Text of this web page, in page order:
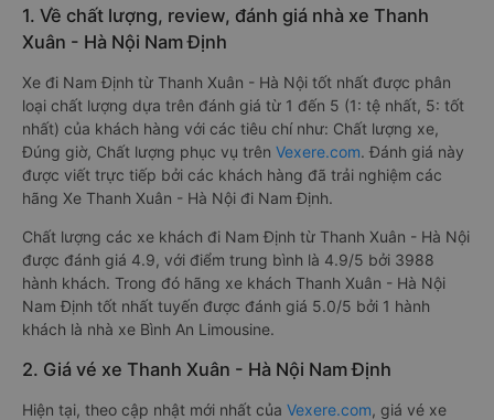
1. Về chất lượng, review, đánh giá nhà xe Thanh
Xuân - Hà Nội Nam Định
Xe đi Nam Định từ Thanh Xuân - Hà Nội tốt nhất được phân
loại chất lượng dựa trên đánh giá từ 1 đến 5 (1: tệ nhất, 5: tốt
nhất) của khách hàng với các tiêu chí như: Chất lượng xe,
Đúng giờ, Chất lượng phục vụ trên Vexere.com. Đánh giá này
được viết trực tiếp bởi các khách hàng đã trải nghiệm các
hãng Xe Thanh Xuân - Hà Nội đi Nam Định.
Chất lượng các xe khách đi Nam Định từ Thanh Xuân - Hà Nội
được đánh giá 4.9, với điểm trung bình là 4.9/5 bởi 3988
hành khách. Trong đó hãng xe khách Thanh Xuân - Hà Nội
Nam Định tốt nhất tuyến được đánh giá 5.0/5 bởi 1 hành
khách là nhà xe Bình An Limousine.
2. Giá vé xe Thanh Xuân - Hà Nội Nam Định
Hiện tại, theo cập nhật mới nhất của Vexere.com, giá vé xe